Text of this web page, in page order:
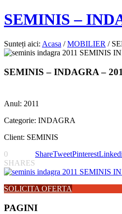
SEMINIS –
Sunteți aici: Acasa / MOBILIER /
SEMINIS – INDAGRA –
Anul: 2011
Categorie: INDAGRA
Client: SEMINIS
0
SHARES
ShareTweetPinterest
SOLICITA OFERTA
PAGINI